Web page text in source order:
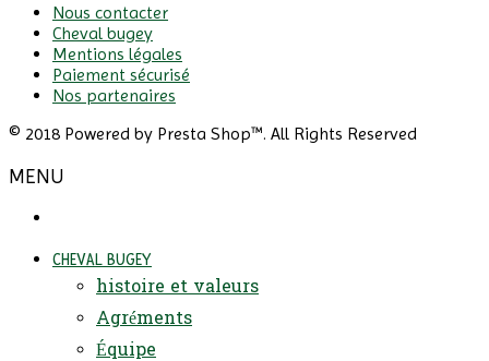
Nous contacter
Cheval bugey
Mentions légales
Paiement sécurisé
Nos partenaires
© 2018 Powered by Presta Shop™. All Rights Reserved
MENU
CHEVAL BUGEY
histoire et valeurs
Agréments
Équipe